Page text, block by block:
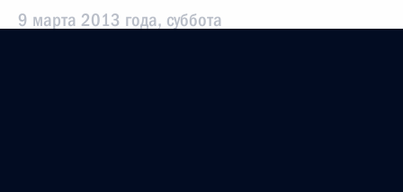
9 марта 2013 года, суббота